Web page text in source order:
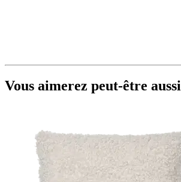
Vous aimerez peut-être aussi